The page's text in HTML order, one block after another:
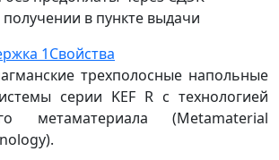
в пункте выдачи
1Свойства
трехполосные напольные
серии KEF R с технологией
метаматериала (Metamaterial